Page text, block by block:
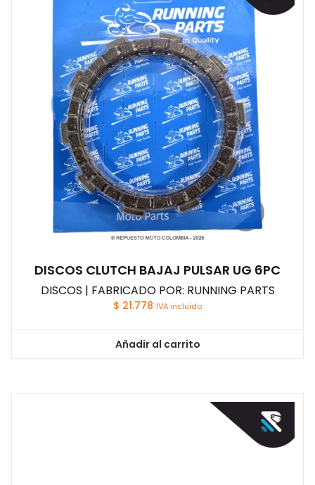
DISCOS CLUTCH BAJAJ PULSAR UG 6PC
DISCOS | FABRICADO POR: RUNNING PARTS
$ 21.778 IVA incluido
Añadir al carrito